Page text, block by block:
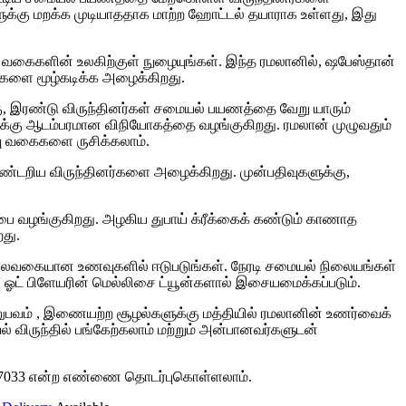
மறக்க முடியாததாக மாற்ற ஹோட்டல் தயாராக உள்ளது, இது
உலகிற்குள் நுழையுங்கள். இந்த ரமலானில், ஷபேஸ்தான்
மூழ்கடிக்க அழைக்கிறது.
இரண்டு விருந்தினர்கள் சமையல் பயணத்தை வேறு யாரும்
ஆடம்பரமான விநியோகத்தை வழங்குகிறது. ரமலான் முழுவதும்
வகைகளை ருசிக்கலாம்.
விருந்தினர்களை அழைக்கிறது. முன்பதிவுகளுக்கு,
வழங்குகிறது. அழகிய துபாய் க்ரீக்கைக் கண்டும் காணாத
உணவுகளில் ஈடுபடுங்கள். நேரடி சமையல் நிலையங்கள்
ஓட் பிளேயரின் மெல்லிசை ட்யூன்களால் இசையமைக்கப்படும்.
, இணையற்ற சூழல்களுக்கு மத்தியில் ரமலானின் உணர்வைக்
பங்கேற்கலாம் மற்றும் அன்பானவர்களுடன்
7033 என்ற எண்ணை தொடர்புகொள்ளலாம்.